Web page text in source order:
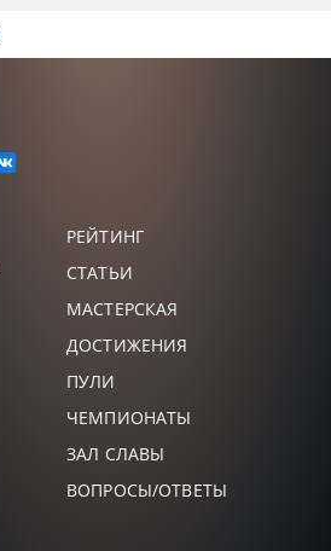
РЕЙТИНГ
СТАТЬИ
МАСТЕРСКАЯ
ДОСТИЖЕНИЯ
ПУЛИ
ЧЕМПИОНАТЫ
ЗАЛ СЛАВЫ
ВОПРОСЫ/ОТВЕТЫ